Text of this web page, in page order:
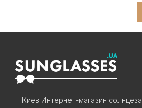
г. Киев Интернет-магазин